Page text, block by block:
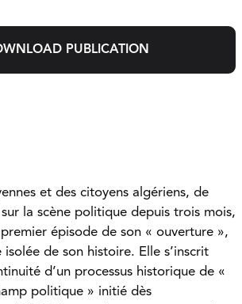
PUBLICATION
et des citoyens algériens, de
la scène politique depuis trois mois,
épisode de son « ouverture »,
isolée de son histoire. Elle s’inscrit
d’un processus historique de «
politique » initié dès